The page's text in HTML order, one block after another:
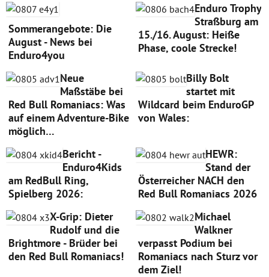
Sommerangebote: Die
August - News bei
Enduro4you
Enduro Trophy
Straßburg am
15./16. August: Heiße
Phase, coole Strecke!
Neue
Maßstäbe bei
Red Bull Romaniacs: Was
auf einem Adventure-Bike
möglich…
Billy Bolt
startet mit
Wildcard beim EnduroGP
von Wales:
Bericht -
Enduro4Kids
am RedBull Ring,
Spielberg 2026:
HEWR:
Stand der
Österreicher NACH den
Red Bull Romaniacs 2026
X-Grip: Dieter
Rudolf und die
Brightmore - Brüder bei
den Red Bull Romaniacs!
Michael
Walkner
verpasst Podium bei
Romaniacs nach Sturz vor
dem Ziel!